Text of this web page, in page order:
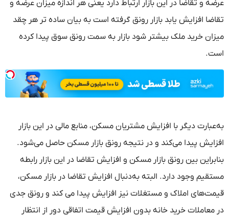
عرضه و تقاضا در این بازار ارتباط دارد یعنی هر اندازه میزان عرضه و
تقاضا افزایش یابد بازار رونق گرفته است به بیان ساده تر هر چقد
میزان خرید ملک بیشتر شود بازار به سمت رونق سوق پیدا کرده
است.
به‌عبارت دیگر با افزایش مشتریان مسکن، منابع مالی در این بازار
افزایش پیدا می‌کند و در نتیجه رونق بازار مسکن حاصل می‌شود.
بنابراین بین رونق بازار مسکن و افزایش تقاضا در این بازار رابطه
مستقیم وجود دارد. البته به‌دنبال افزایش تقاضا در بازار مسکن،
قیمت‌های املاک و مستغلات نیز افزایش پیدا می کند و رونق جدی
در معاملات خرید خانه بدون افزایش قیمت اتفاقی دور از انتظار